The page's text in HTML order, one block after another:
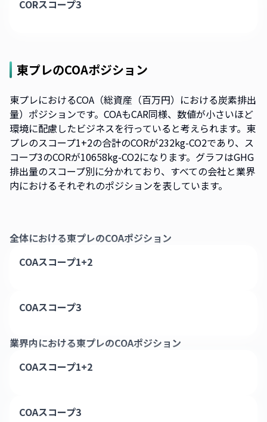
CORスコープ3
東プレのCOAポジション
東プレにおけるCOA（総資産（百万円）における炭素排出
量）ポジションです。COAもCAR同様、数値が小さいほど
環境に配慮したビジネスを行っていると考えられます。東
プレのスコープ1+2の合計のCORが232kg-CO2であり、ス
コープ3のCORが10658kg-CO2になります。グラフはGHG
排出量のスコープ別に分かれており、すべての会社と業界
内におけるそれぞれのポジションを表しています。
全体における東プレのCOAポジション
COAスコープ1+2
COAスコープ3
業界内における東プレのCOAポジション
COAスコープ1+2
COAスコープ3